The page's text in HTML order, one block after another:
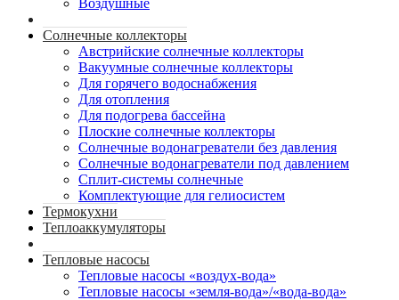
Воздушные
Солнечные коллекторы
Австрийские солнечные коллекторы
Вакуумные солнечные коллекторы
Для горячего водоснабжения
Для отопления
Для подогрева бассейна
Плоские солнечные коллекторы
Солнечные водонагреватели без давления
Солнечные водонагреватели под давлением
Сплит-системы солнечные
Комплектующие для гелиосистем
Термокухни
Теплоаккумуляторы
Тепловые насосы
Тепловые насосы «воздух-вода»
Тепловые насосы «земля-вода»/«вода-вода»